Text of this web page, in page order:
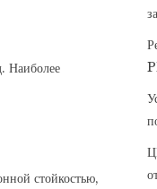
Наиболее
стойкостью,